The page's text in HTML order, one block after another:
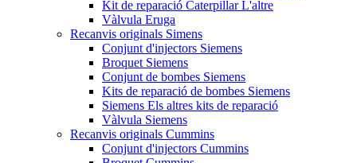
Kit de reparació Caterpillar L'altre
Vàlvula Eruga
Recanvis originals Simens
Conjunt d'injectors Siemens
Broquet Siemens
Conjunt de bombes Siemens
Kits de reparació de bombes Siemens
Siemens Els altres kits de reparació
Vàlvula Siemens
Recanvis originals Cummins
Conjunt d'injectors Cummins